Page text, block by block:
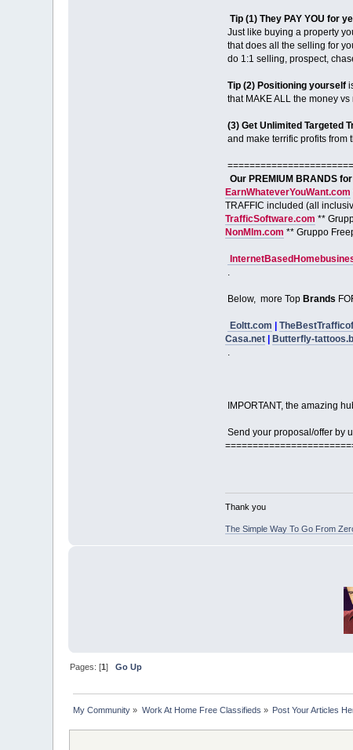
Tip (1) They PAY YOU for
Just like buying a property
that does all the selling for
do 1:1 selling, prospect,
Tip (2) Positioning yourself
that MAKE ALL the money
(3) Get Unlimited Targeted
and make terrific profits from
Our PREMIUM BRANDS
EarnWhateverYouWant.com
TRAFFIC included (all
TrafficSoftware.com **
NonMlm.com ** Gruppo
.
Below, more Top Brands
Eoltt.com |
Casa.net| Butterfly-
.
IMPORTANT, the amazing
Send your proposal/offer by
Thank you
The Simple Way To Go From
Pages: [1]Go Up
My Community » Work At Home Free Classifieds » Post Your Articles